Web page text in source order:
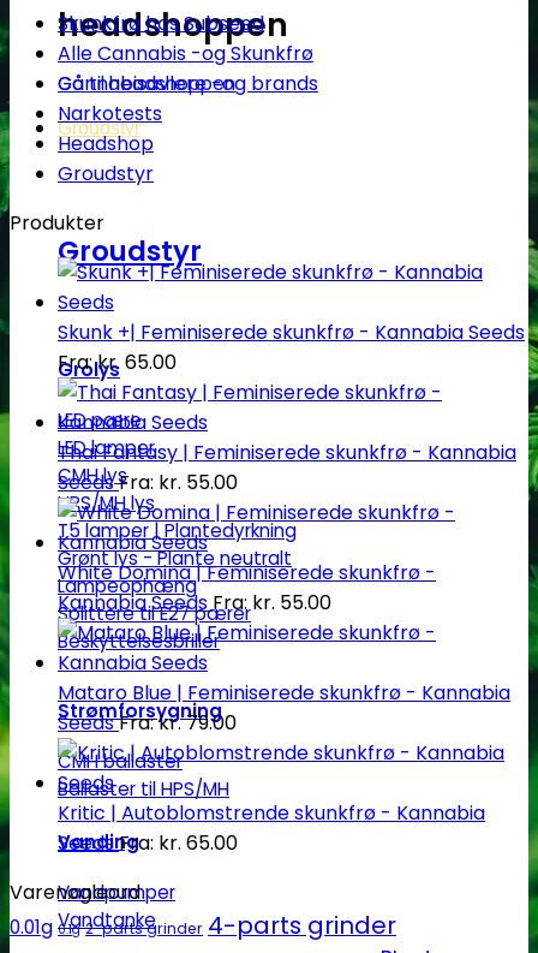
headshoppen
Gå til headshoppen
Groudstyr
Groudstyr
Grolys
LED pære
LED lamper
CMH lys
HPS/MH lys
T5 lamper | Plantedyrkning
Grønt lys - Plante neutralt
Lampeophæng
Splittere til E27 pærer
Beskyttelsesbriller
Strømforsygning
CMH ballaster
Ballaster til HPS/MH
Vanding
Vandpumper
Vandtanke
Skunkfrø hos Subseed
Alle Cannabis -og Skunkfrø
Cannabisavlere -og brands
Narkotests
Headshop
Groudstyr
Produkter
Skunk +| Feminiserede skunkfrø - Kannabia Seeds
Fra:kr. 65.00
Thai Fantasy | Feminiserede skunkfrø - Kannabia
SeedsFra: kr. 55.00
White Domina | Feminiserede skunkfrø -
Kannabia SeedsFra:kr. 55.00
Mataro Blue | Feminiserede skunkfrø - Kannabia
SeedsFra:kr.79.00
Kritic | Autoblomstrende skunkfrø - Kannabia
SeedsFra: kr. 65.00
Varenøgleord
0.01g 0.1g 2-parts grinder 4-parts grinder